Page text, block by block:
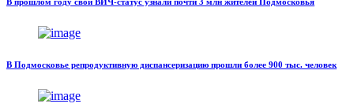
В Подмосковье репродуктивную диспансеризацию прошли более 900 тыс. человек